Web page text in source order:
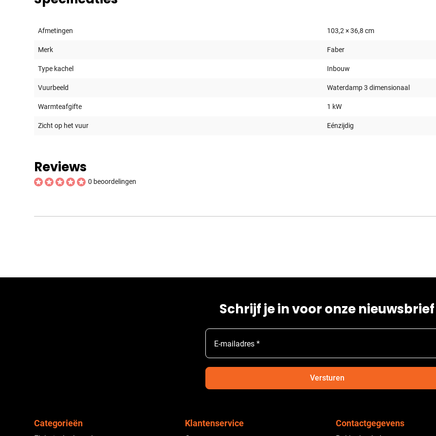
Afmetingen 103,2 × 36,8 cm
Merk Faber
Type kachel Inbouw
Vuurbeeld Waterdamp 3 dimensionaal
Warmteafgifte 1 kW
Zicht op het vuur Eénzijdig
Reviews
0 beoordelingen
Schrijf je in voor onze nieuwsbrief
E-mailadres *
Versturen
Categorieën Klantenservice Contactgegevens